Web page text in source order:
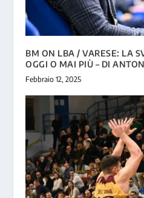
BM ON LBA / VARESE: LA
OGGI O MAI PIÙ – DI
Febbraio 12, 2025